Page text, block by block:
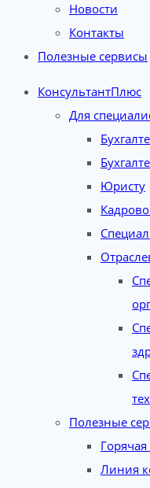
Новости
Контакты
Полезные сервисы
КонсультантПлюс
Для
Юристу
Полезные
Линия